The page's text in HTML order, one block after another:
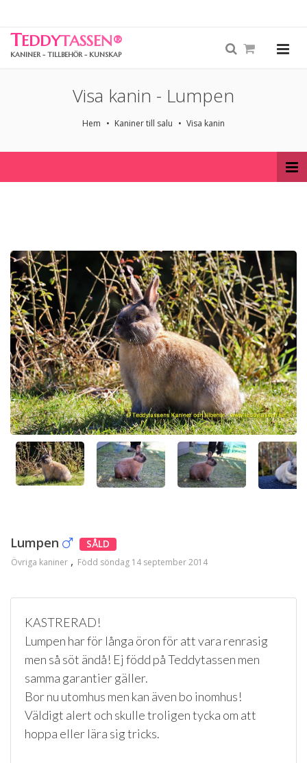
TEDDYTASSEN®
KANINER - TILLBEHÖR - KUNSKAP
Visa kanin - Lumpen
Hem Kaniner till salu Visa kanin
Lumpen SÅLD
Övriga kaniner Född söndag 14 september 2014
KASTRERAD!
Lumpen har för långa öron för att vara renrasig
men så söt ändå! Ej född på Teddytassen men
samma garantier gäller.
Bor nu utomhus men kan även bo inomhus!
Väldigt alert och skulle troligen tycka om att
hoppa eller lära sig tricks.